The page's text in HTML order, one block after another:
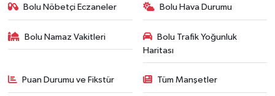
Bolu Nöbetçi Eczaneler Bolu Hava Durumu
Bolu Namaz Vakitleri
Bolu Trafik Yoğunluk
Haritası
Puan Durumu ve Fikstür Tüm Manşetler